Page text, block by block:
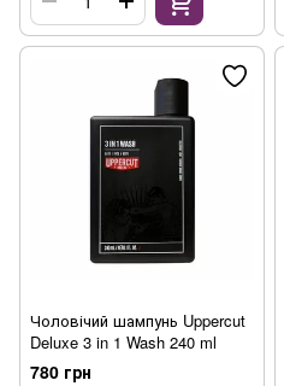
Чоловічий шампунь Uppercut
Deluxe 3 in 1 Wash 240 ml
780 грн